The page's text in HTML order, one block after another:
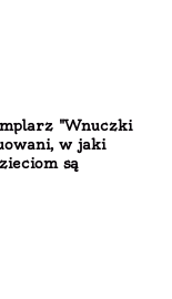
"Wnuczki
w jaki
są